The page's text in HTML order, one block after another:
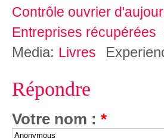
Contrôle ouvrier
Entreprises récupérées
Media: Livres
Répondre
Votre nom : *